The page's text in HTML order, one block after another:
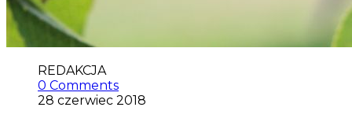
REDAKCJA
0 Comments
28 czerwiec 2018